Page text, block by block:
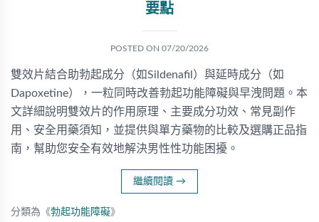
要點
POSTED ON 07/20/2026
雙效片結合助勃起成分（如Sildenafil）與延時成分（如
Dapoxetine），一粒同時改善勃起功能障礙與早洩問題。本
文詳細說明雙效片的作用原理、主要成分功效、常見副作
用、安全用藥須知，並提供與單方藥物的比較及選購正品指
南，幫助您安全有效地解決男性性功能困擾。
繼續閱讀 →
分類為《勃起功能障礙》